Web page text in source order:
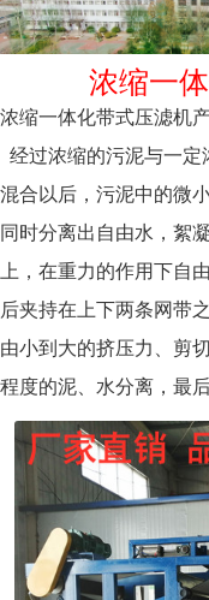
浓缩一
浓缩一体化带式压滤机产
经过浓缩的污泥与一
混合以后，污泥中的微
同时分离出自由水，絮
上，在重力的作用下自
后夹持在上下两条网带
由小到大的挤压力、剪
程度的泥、水分离，最